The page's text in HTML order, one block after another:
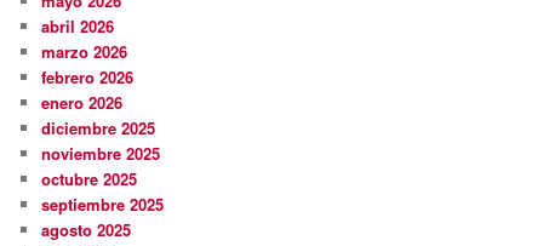
abril 2026
marzo 2026
febrero 2026
enero 2026
diciembre 2025
noviembre 2025
octubre 2025
septiembre 2025
agosto 2025